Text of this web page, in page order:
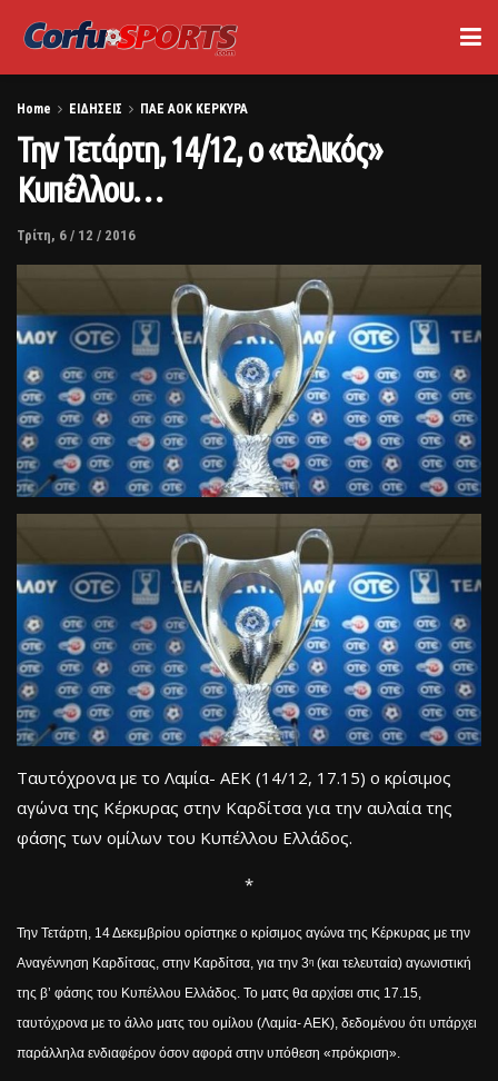
Home ΕΙΔΗΣΕΙΣ ΠΑΕ ΑΟΚ ΚΕΡΚΥΡΑ
Την Τετάρτη, 14/12, ο «τελικός»
Κυπέλλου…
Τρίτη, 6 / 12 / 2016
Ταυτόχρονα με το Λαμία- ΑΕΚ (14/12, 17.15) ο κρίσιμος
αγώνα της Κέρκυρας στην Καρδίτσα για την αυλαία της
φάσης των ομίλων του Κυπέλλου Ελλάδος.
*
Την Τετάρτη, 14 Δεκεμβρίου ορίστηκε ο κρίσιμος αγώνα της Κέρκυρας με την
Αναγέννηση Καρδίτσας, στην Καρδίτσα, για την 3η (και τελευταία) αγωνιστική
της β’ φάσης του Κυπέλλου Ελλάδος. Το ματς θα αρχίσει στις 17.15,
ταυτόχρονα με το άλλο ματς του ομίλου (Λαμία- ΑΕΚ), δεδομένου ότι υπάρχει
παράλληλα ενδιαφέρον όσον αφορά στην υπόθεση «πρόκριση».